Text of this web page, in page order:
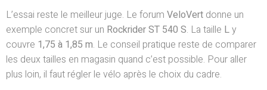
L’essai reste le meilleur juge. Le forum VeloVert donne un
exemple concret sur un Rockrider ST 540 S. La taille Ly
couvre 1,75 à 1,85 m. Le conseil pratique reste de comparer
les deux tailles en magasin quand c’est possible. Pour aller
plus loin, il faut régler le vélo après le choix du cadre.